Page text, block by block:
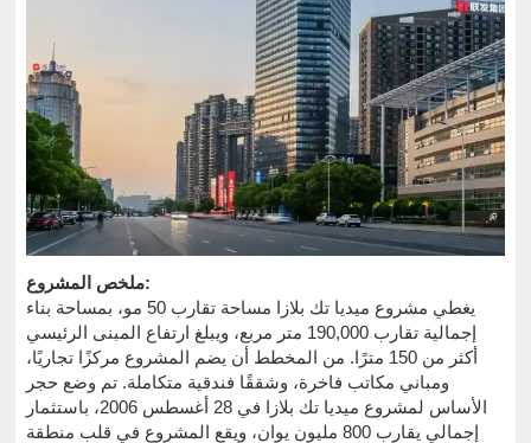
ملخص المشروع:
يغطي مشروع ميديا تك بلازا مساحة تقارب 50 مو، بمساحة بناء
إجمالية تقارب 190,000 متر مربع، ويبلغ ارتفاع المبنى الرئيسي
أكثر من 150 مترًا. من المخطط أن يضم المشروع مركزًا تجاريًا،
ومباني مكاتب فاخرة، وشققًا فندقية متكاملة. تم وضع حجر
الأساس لمشروع ميديا تك بلازا في 28 أغسطس 2006، باستثمار
إجمالي يقارب 800 مليون يوان، ويقع المشروع في قلب منطقة